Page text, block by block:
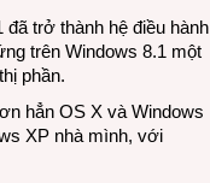
đã trở thành hệ điều hành
trên Windows 8.1 một
phần.
hẳn OS X và Windows
XP nhà mình, với